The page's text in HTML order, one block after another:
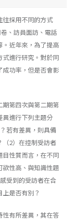
往採用不同的方式
、訪員面訪、電話
近年來，為了提高
進行研究。對於同
成功率，但是否會影
第四次與第二期第
異進行下列主題分
若有差異，則具備
（2）在控制受訪者
性質而言，在不同
性高、與知識性題
受到的受訪者在合
是否有別？
有所差異，其在答